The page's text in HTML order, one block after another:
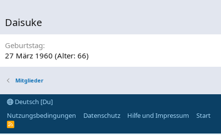
Daisuke
Geburtstag
27 März 1960 (Alter: 66)
Mitglieder
Deutsch [Du]
Nutzungsbedingungen
Datenschutz Hilfe und Impressum Start
R